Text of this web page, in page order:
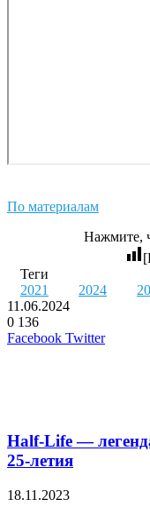
По материалам
Нажмите,
Теги
2021
2024
11.06.2024
0 136
Facebook TwitterLinkedIn
Pinterest
Skype
Telegram
Viber
Half-Life —
25-летия
18.11.2023